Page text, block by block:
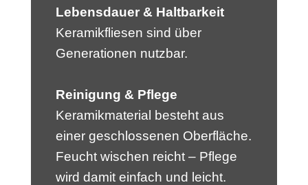
Lebensdauer & Haltbarkeit
­Keramikfliesen sind über
Generationen nutzbar.
Reinigung & Pflege
Keramikmaterial besteht aus
einer geschlossenen Oberfläche.
Feucht wischen reicht – Pflege
wird damit einfach und leicht.­